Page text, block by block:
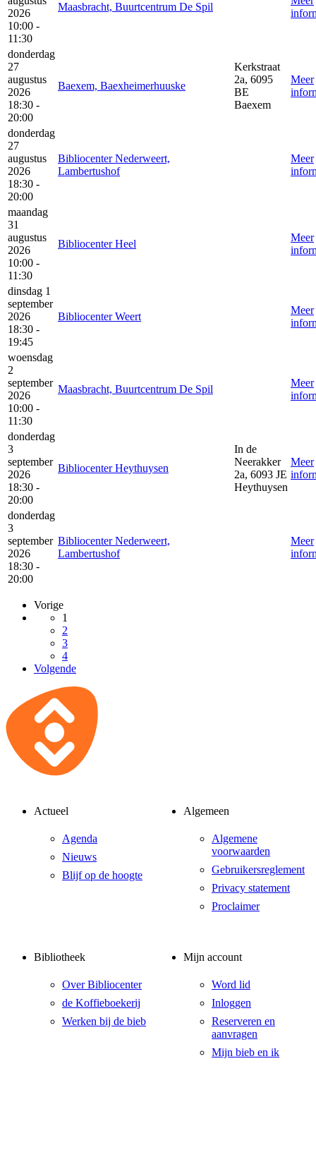
2026
10:00 -
11:30
Maasbracht, Buurtcentrum De Spil
donderdag
27
augustus
2026
18:30 -
20:00
Baexem, Baexheimerhuuske
Kerkstraat
2a, 6095
BE
Baexem
Meer
donderdag
27
augustus
2026
18:30 -
20:00
Bibliocenter Nederweert,
Lambertushof
Meer
maandag
31
augustus
2026
10:00 -
11:30
Bibliocenter Heel
Meer
dinsdag 1
september
2026
18:30 -
19:45
Bibliocenter Weert
Meer
woensdag
2
september
2026
10:00 -
11:30
Maasbracht, Buurtcentrum De Spil
Meer
donderdag
3
september
2026
18:30 -
20:00
Bibliocenter Heythuysen
In de
Neerakker
2a, 6093 JE
Heythuysen
Meer
donderdag
3
september
2026
18:30 -
20:00
Bibliocenter Nederweert,
Lambertushof
Meer
Vorige
1
2
3
4
Volgende
Actueel
Agenda
Nieuws
Blijf op de hoogte
Algemeen
Algemene
voorwaarden
Gebruikersreglement
Privacy statement
Proclaimer
Bibliotheek
Over Bibliocenter
de Koffieboekerij
Werken bij de bieb
Mijn account
Word lid
Inloggen
Reserveren en
aanvragen
Mijn bieb en ik